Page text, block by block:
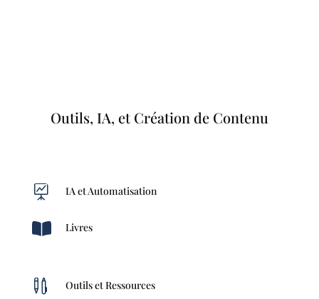
Outils, IA, et Création de Contenu
 IA et Automatisation
 Livres
 Outils et Ressources